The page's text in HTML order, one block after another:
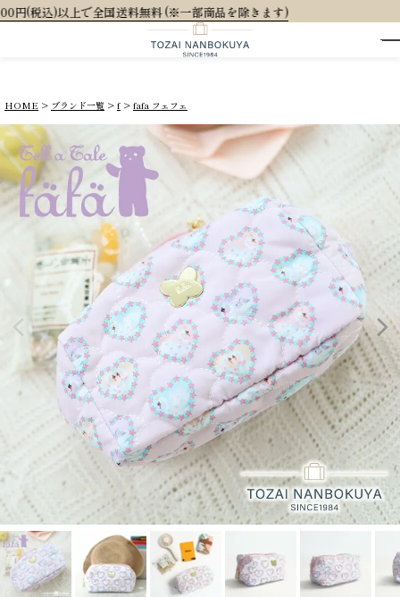
品を除きます)
HOME ブランド一覧 f fafa フェフェ